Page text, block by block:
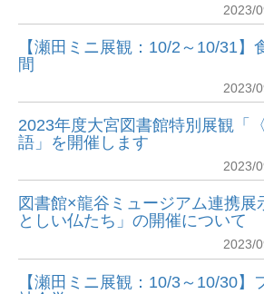
2023/
【瀬田ミニ展観：10/2～10/31】
間
2023/
2023年度大宮図書館特別展観「
語」を開催します
2023/
図書館×龍谷ミュージアム連携展
としい仏たち」の開催について
2023/
【瀬田ミニ展観：10/3～10/30】